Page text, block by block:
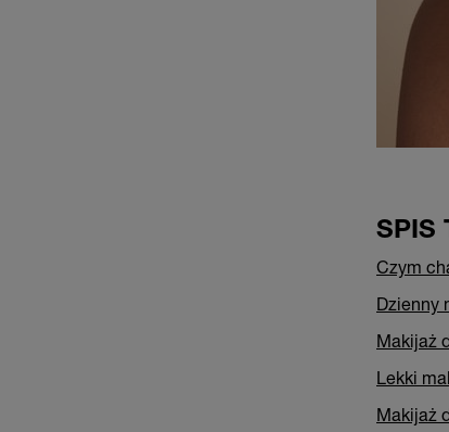
SPIS
Czym
Dzienny
Makijaż
Lekki
Makijaż